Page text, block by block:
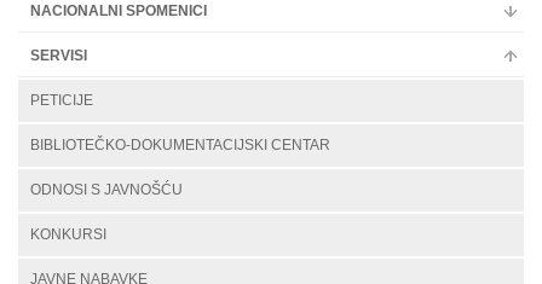
NACIONALNI SPOMENICI
SERVISI
PETICIJE
BIBLIOTEČKO-DOKUMENTACIJSKI CENTAR
ODNOSI S JAVNOŠĆU
KONKURSI
JAVNE NABAVKE